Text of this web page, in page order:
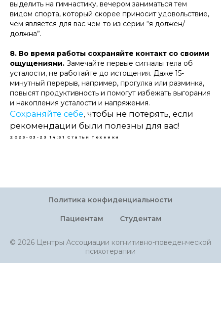
выделить на гимнастику, вечером заниматься тем
видом спорта, который скорее приносит удовольствие,
чем является для вас чем-то из серии “я должен/
должна”.
8. Во время работы сохраняйте контакт со своими
ощущениями. Замечайте первые сигналы тела об
усталости, не работайте до истощения. Даже 15-
минутный перерыв, например, прогулка или разминка,
повысят продуктивность и помогут избежать выгорания
и накопления усталости и напряжения.
Сохраняйте себе, чтобы не потерять, если
рекомендации были полезны для вас!
2023-03-23 14:31 Статьи Техники
Политика конфиденциальности
Пациентам Студентам
© 2026 Центры Ассоциации когнитивно-поведенческой
психотерапии